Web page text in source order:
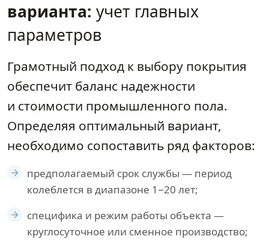
варианта: учет главных
параметров
Грамотный подход к выбору покрытия
обеспечит баланс надежности
и стоимости промышленного пола.
Определяя оптимальный вариант,
необходимо сопоставить ряд факторов:
предполагаемый срок службы — период
колеблется в диапазоне 1−20 лет;
специфика и режим работы объекта —
круглосуточное или сменное производство;